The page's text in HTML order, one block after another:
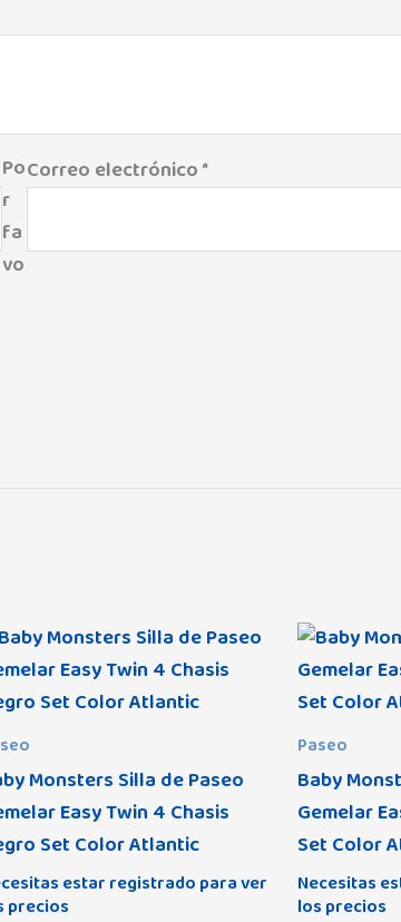
Correo electrónico*
Po
r
fa
vo
Monsters Silla de Paseo
Easy Twin 4 Chasis
Set Color Atlantic
estar registrado para ver
precios
Paseo
Baby
Gemelar
Set Color
Necesitas
los precios